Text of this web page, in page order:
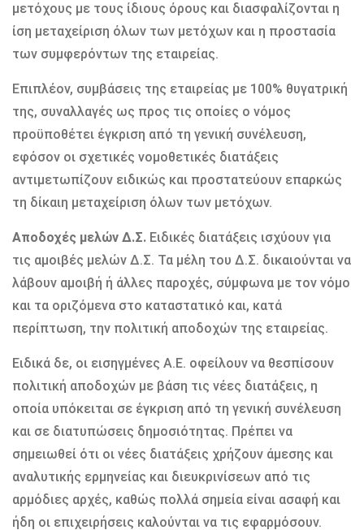
μετόχους με τους ίδιους όρους και διασφαλίζονται η
ίση μεταχείριση όλων των μετόχων και η προστασία
των συμφερόντων της εταιρείας.
Επιπλέον, συμβάσεις της εταιρείας με 100% θυγατρική
της, συναλλαγές ως προς τις οποίες ο νόμος
προϋποθέτει έγκριση από τη γενική συνέλευση,
εφόσον οι σχετικές νομοθετικές διατάξεις
αντιμετωπίζουν ειδικώς και προστατεύουν επαρκώς
τη δίκαιη μεταχείριση όλων των μετόχων.
Αποδοχές μελών Δ.Σ. Ειδικές διατάξεις ισχύουν για
τις αμοιβές μελών Δ.Σ. Τα μέλη του Δ.Σ. δικαιούνται να
λάβουν αμοιβή ή άλλες παροχές, σύμφωνα με τον νόμο
και τα οριζόμενα στο καταστατικό και, κατά
περίπτωση, την πολιτική αποδοχών της εταιρείας.
Ειδικά δε, οι εισηγμένες Α.Ε. οφείλουν να θεσπίσουν
πολιτική αποδοχών με βάση τις νέες διατάξεις, η
οποία υπόκειται σε έγκριση από τη γενική συνέλευση
και σε διατυπώσεις δημοσιότητας. Πρέπει να
σημειωθεί ότι οι νέες διατάξεις χρήζουν άμεσης και
αναλυτικής ερμηνείας και διευκρινίσεων από τις
αρμόδιες αρχές, καθώς πολλά σημεία είναι ασαφή και
ήδη οι επιχειρήσεις καλούνται να τις εφαρμόσουν.